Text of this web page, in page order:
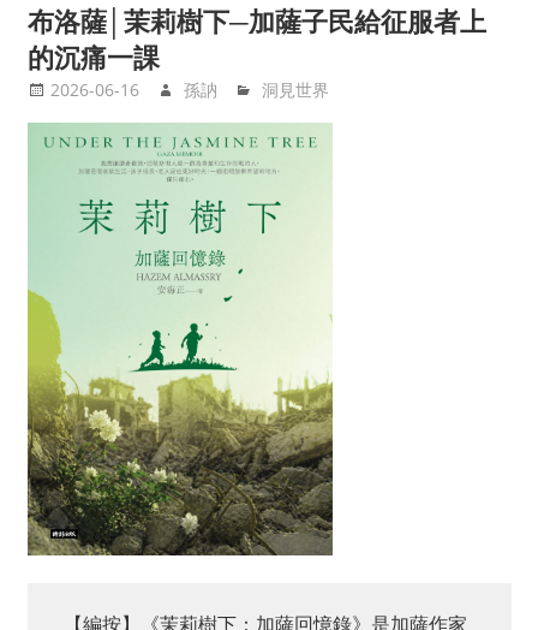
布洛薩│茉莉樹下─加薩子民給征服者上
的沉痛一課
2026-06-16 孫訥 洞見世界
【編按】《茉莉樹下：加薩回憶錄》是加薩作家